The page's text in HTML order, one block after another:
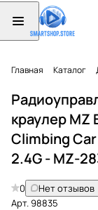
Главная Каталог
краулер MZ
Climbing Car
2.4G - MZ-
0
Нет отзывов
Арт.98835